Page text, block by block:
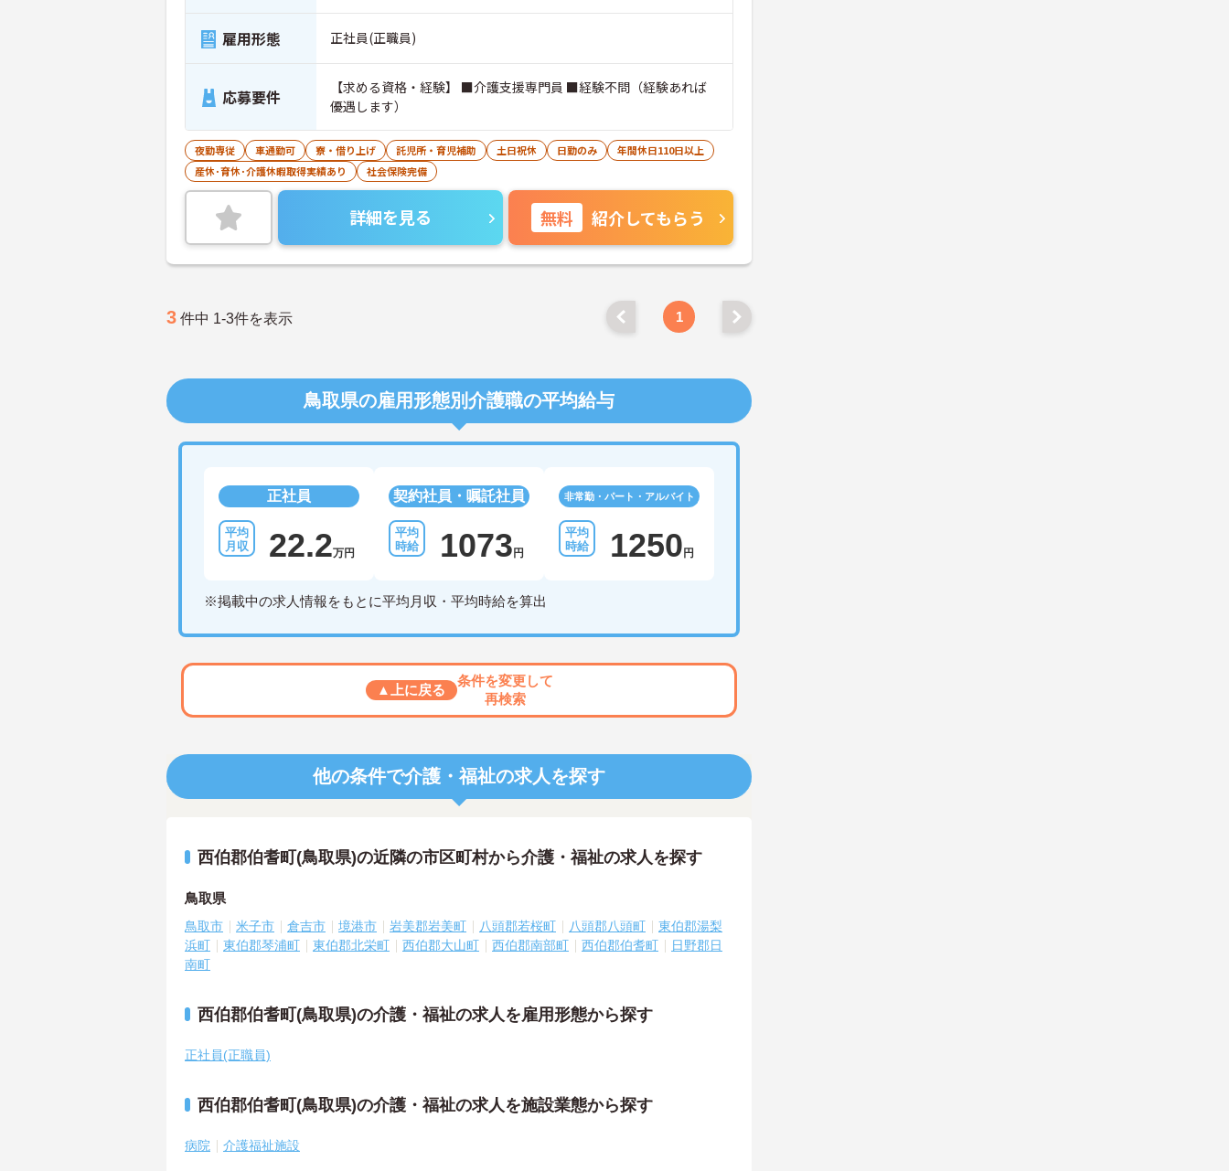
雇用形態 正社員(正職員)
応募要件
【求める資格・経験】 ■介護支援専門員 ■経験不問（経験あれば
優遇します）
夜勤専従 車通勤可 寮・借り上げ 託児所・育児補助 土日祝休 日勤のみ
年間休日110日以上
産休･育休･介護休暇取得実績あり
社会保険完備
詳細を見る 無料 紹介してもらう
3 件中 1-3件を表示 1
鳥取県の雇用形態別介護職の平均給与
正社員
22.2万円
契約社員・嘱託社員
1073 円
非常勤・パート・アルバイト
1250 円
※掲載中の求人情報をもとに平均月収・平均時給を算出
▲上に戻る
条件を変更して
再検索
他の条件で介護・福祉の求人を探す
西伯郡伯耆町(鳥取県)の近隣の市区町村から介護・福祉の求人を探す
鳥取県
鳥取市 米子市 倉吉市 境港市 岩美郡岩美町 八頭郡若桜町 八頭郡八頭町
東伯郡湯梨
浜町
東伯郡琴浦町 東伯郡北栄町 西伯郡大山町 西伯郡南部町 西伯郡伯耆町
日野郡日
南町
西伯郡伯耆町(鳥取県)の介護・福祉の求人を雇用形態から探す
正社員(正職員)
西伯郡伯耆町(鳥取県)の介護・福祉の求人を施設業態から探す
病院 介護福祉施設